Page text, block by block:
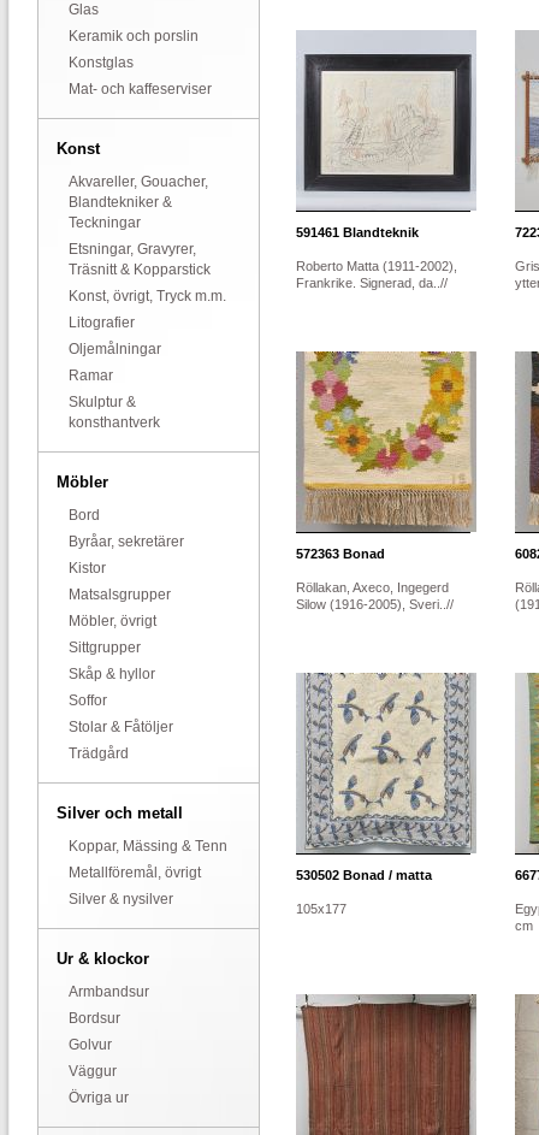
Glas
Keramik och porslin
Konstglas
Mat- och kaffeserviser
Konst
Akvareller, Gouacher,
Blandtekniker &
Teckningar
Etsningar, Gravyrer,
Träsnitt & Kopparstick
Konst, övrigt, Tryck m.m.
Litografier
Oljemålningar
Ramar
Skulptur &
konsthantverk
Möbler
Bord
Byråar, sekretärer
Kistor
Matsalsgrupper
Möbler, övrigt
Sittgrupper
Skåp & hyllor
Soffor
Stolar & Fåtöljer
Trädgård
Silver och metall
Koppar, Mässing & Tenn
Metallföremål, övrigt
Silver & nysilver
Ur & klockor
Armbandsur
Bordsur
Golvur
Väggur
Övriga ur
591461 Blandteknik
Roberto Matta (1911-2002),
Frankrike. Signerad, da..//
572363 Bonad
Röllakan, Axeco, Ingegerd
Silow (1916-2005), Sveri..//
530502 Bonad / matta
105x177
cm